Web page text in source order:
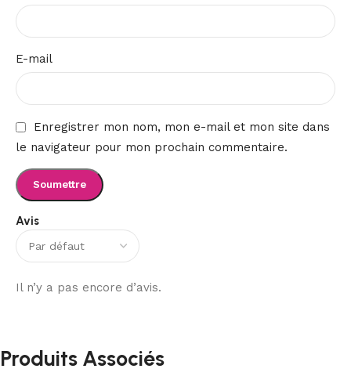
Avis
Il n’y a pas encore d’avis.
E-mail
Enregistrer mon nom, mon e-mail et mon site dans
le navigateur pour mon prochain commentaire.
Produits Associés